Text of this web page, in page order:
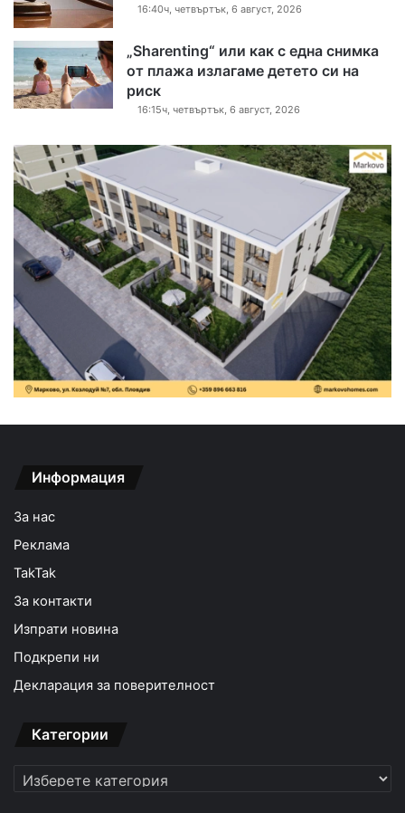
16:40ч, четвъртък, 6 август, 2026
„Sharenting“ или как с една снимка
от плажа излагаме детето си на
риск
16:15ч, четвъртък, 6 август, 2026
Информация
За нас
Реклама
TakTak
За контакти
Изпрати новина
Подкрепи ни
Декларация за поверителност
Категории
Категории